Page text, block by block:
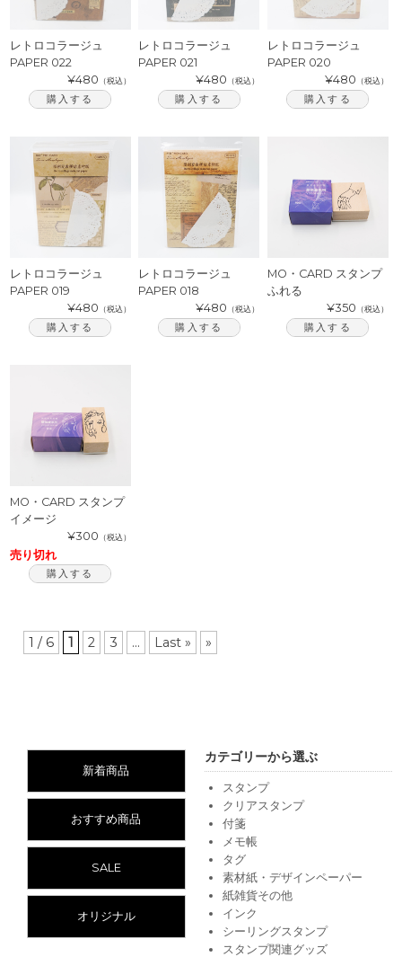
レトロコラージュ
PAPER 022
¥480 （税込）
購入する
レトロコラージュ
PAPER 021
¥480 （税込）
購入する
レトロコラージュ
PAPER 020
¥480 （税込）
購入する
レトロコラージュ
PAPER 019
¥480 （税込）
購入する
レトロコラージュ
PAPER 018
¥480 （税込）
購入する
MO・CARD スタンプ
ふれる
¥350 （税込）
購入する
MO・CARD スタンプ
イメージ
¥300 （税込）
売り切れ
購入する
1 / 6 1 2 3 ... Last » »
新着商品
おすすめ商品
SALE
オリジナル
カテゴリーから選ぶ
スタンプ
クリアスタンプ
付箋
メモ帳
タグ
素材紙・デザインペーパー
紙雑貨その他
インク
シーリングスタンプ
スタンプ関連グッズ